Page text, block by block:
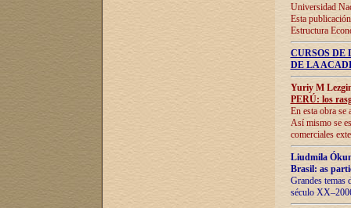
Universidad
Esta
Estructura
CURSOS
DE LA
Yuriy M
PERÚ: los
En esta obra se
Así mismo se
comerciales
Liudmila
Brasil: as
Grandes temas
século